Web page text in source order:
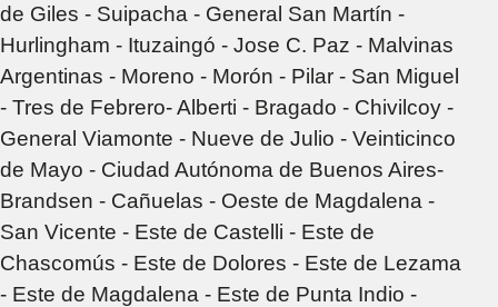
de Giles - Suipacha - General San Martín -
Hurlingham - Ituzaingó - Jose C. Paz - Malvinas
Argentinas - Moreno - Morón - Pilar - San Miguel
- Tres de Febrero- Alberti - Bragado - Chivilcoy -
General Viamonte - Nueve de Julio - Veinticinco
de Mayo - Ciudad Autónoma de Buenos Aires-
Brandsen - Cañuelas - Oeste de Magdalena -
San Vicente - Este de Castelli - Este de
Chascomús - Este de Dolores - Este de Lezama
- Este de Magdalena - Este de Punta Indio -